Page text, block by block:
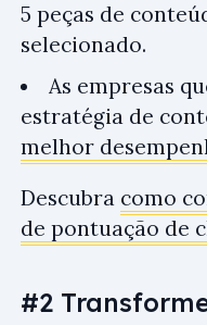
5 peças de
selecionado.
As empresas
estratégia de
melhor
Descubra como
de pontuação de
#2